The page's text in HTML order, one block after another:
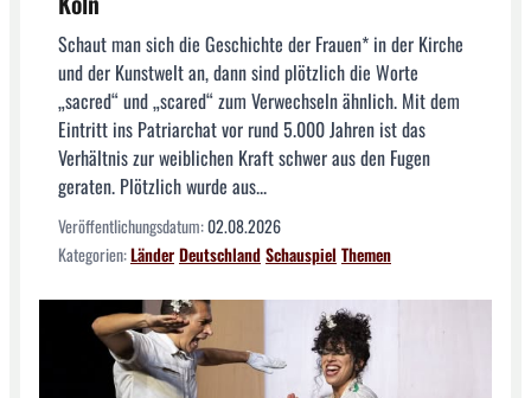
Schaut man sich die Geschichte der Frauen* in der Kirche
und der Kunstwelt an, dann sind plötzlich die Worte
„sacred“ und „scared“ zum Verwechseln ähnlich. Mit dem
Eintritt ins Patriarchat vor rund 5.000 Jahren ist das
Verhältnis zur weiblichen Kraft schwer aus den Fugen
geraten. Plötzlich wurde aus...
Veröffentlichungsdatum:02.08.2026
Kategorien:LänderDeutschlandSchauspiel Themen